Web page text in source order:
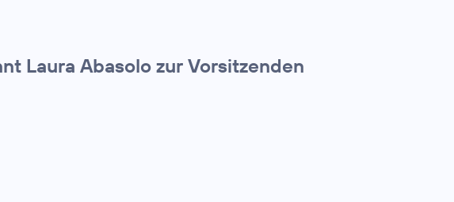
Laura Abasolo zur Vorsitzenden